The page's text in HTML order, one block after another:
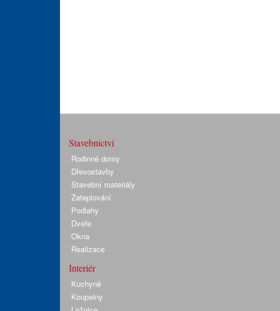
Stavebnictví
Rodinné domy
Dřevostavby
Stavební materiály
Zateplování
Podlahy
Dveře
Okna
Realizace
Interiér
Kuchyně
Koupelny